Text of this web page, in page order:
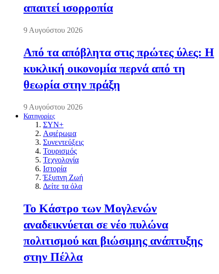
απαιτεί ισορροπία
9 Αυγούστου 2026
Από τα απόβλητα στις πρώτες ύλες: Η
κυκλική οικονομία περνά από τη
θεωρία στην πράξη
9 Αυγούστου 2026
Κατηγορίες
ΣΥΝ+
Αφιέρωμα
Συνεντεύξεις
Τουρισμός
Τεχνολογία
Ιστορία
Έξυπνη Ζωή
Δείτε τα όλα
Το Κάστρο των Μογλενών
αναδεικνύεται σε νέο πυλώνα
πολιτισμού και βιώσιμης ανάπτυξης
στην Πέλλα